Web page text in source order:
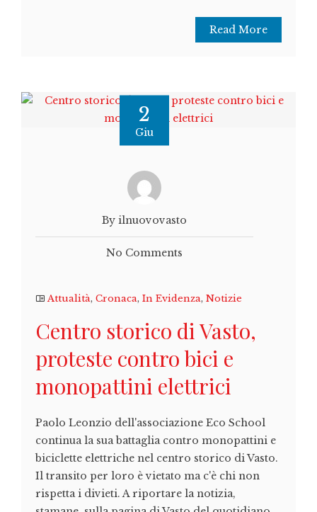
Read More
2
Giu
By ilnuovovasto
No Comments
Attualità, Cronaca, In Evidenza, Notizie
Centro storico di Vasto,
proteste contro bici e
monopattini elettrici
Paolo Leonzio dell'associazione Eco School
continua la sua battaglia contro monopattini e
biciclette elettriche nel centro storico di Vasto.
Il transito per loro è vietato ma c'è chi non
rispetta i divieti. A riportare la notizia,